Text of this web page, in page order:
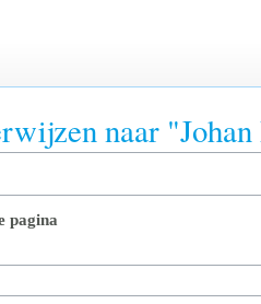
naar
pagina